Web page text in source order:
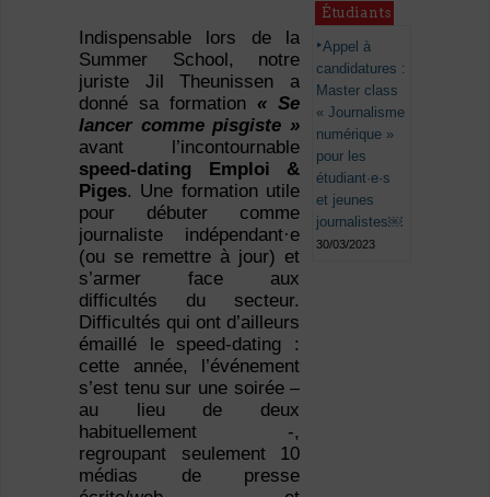
Indispensable lors de la
Summer School, notre
juriste Jil Theunissen a
donné sa formation« Se
lancer comme pisgiste »
avant l’incontournable
speed-dating Emploi &
Piges. Une formation utile
pour débuter comme
journaliste indépendant·e
(ou se remettre à jour) et
s’armer face aux
difficultés du secteur.
Difficultés qui ont d’ailleurs
émaillé le speed-dating :
cette année, l’événement
s’est tenu sur une soirée –
au lieu de deux
habituellement -,
regroupant seulement 10
médias de presse
Étudiants
Appel à
candidatures :
Master class
« Journalisme
numérique »
pour les
étudiant·e·s
et jeunes
journalistes￼
30/03/2023